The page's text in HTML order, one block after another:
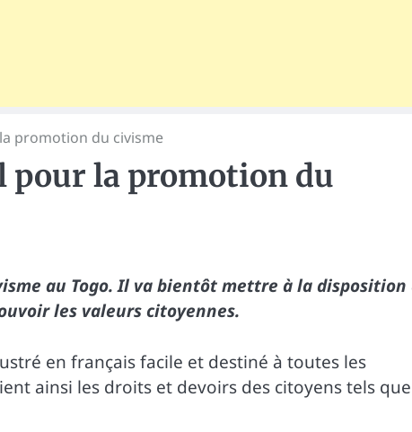
promotion du civisme
pour la promotion du
au Togo. Il va bientôt mettre à la disposition
les valeurs citoyennes.
en français facile et destiné à toutes les
ainsi les droits et devoirs des citoyens tels que